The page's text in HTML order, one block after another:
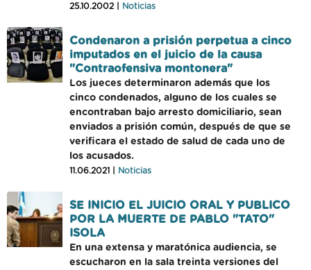
25.10.2002 | Noticias
Condenaron a prisión perpetua a cinco
imputados en el juicio de la causa
"Contraofensiva montonera"
Los jueces determinaron además que los
cinco condenados, alguno de los cuales se
encontraban bajo arresto domiciliario, sean
enviados a prisión común, después de que se
verificara el estado de salud de cada uno de
los acusados.
11.06.2021 | Noticias
SE INICIO EL JUICIO ORAL Y PUBLICO
POR LA MUERTE DE PABLO "TATO"
ISOLA
En una extensa y maratónica audiencia, se
escucharon en la sala treinta versiones del